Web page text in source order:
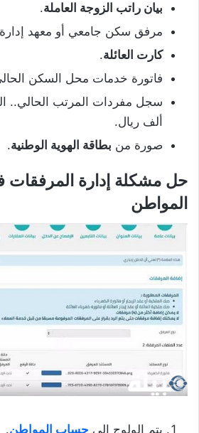
بيان راتب الزوجة العاملة.
مرفق سكن جامعي أو معهد
كارت العائلة.
فاتورة خدمات محل السكن
ألف ريال.
صورة من بطاقة الهوية الوطنية.
حل مشكلة إدارة
المواطن
يتم الولوج إلى حساب المواطن.